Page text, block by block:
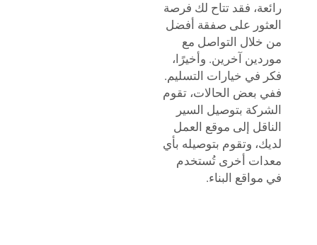
رائعة، فقد تتاح لك فرصة
العثور على صفقة أفضل
من خلال التواصل مع
موردين آخرين. وأخيرًا،
فكر في خيارات التسليم.
ففي بعض الحالات، تقوم
الشركة بتوصيل السير
الناقل إلى موقع العمل
لديك، وتقوم بتوصيله بأي
معدات أخرى تُستخدم
في مواقع البناء.